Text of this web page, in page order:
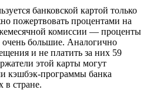
банковской картой только
пожертвовать процентами на
комиссии — проценты
очень большие. Аналогично
и не платить за них 59
этой карты могут
кэшбэк-программы банка
стране.